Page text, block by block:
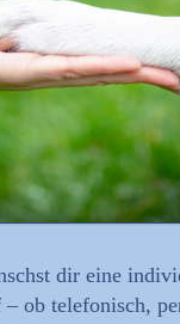
dir eine
ob telefonisch,